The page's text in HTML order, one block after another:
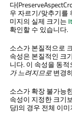
다
우 자르기/맞추기를
미지의 실제 크기는
확인할 수 있습니다.
소스가 본질적으로
속성은 본질적인 크
니다. 이 속성을 동
가 느려지므로변경
소스가 확장 불가능
속성이 지정한 크기
당)의 경우 전체 이